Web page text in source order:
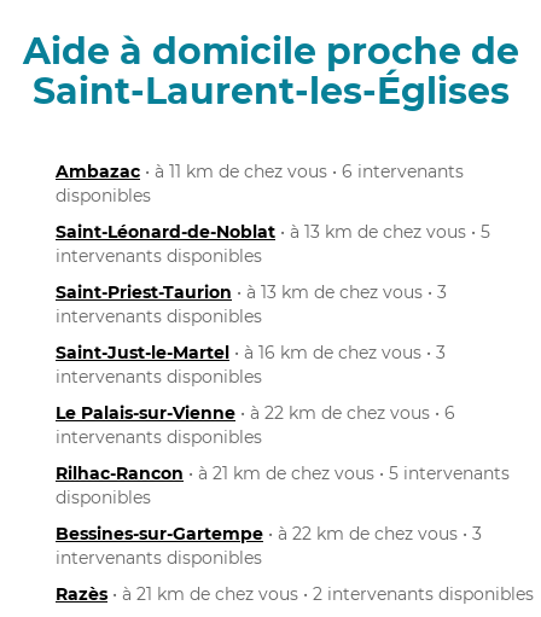
Aide à domicile proche de
Saint-Laurent-les-Églises
Ambazac • à 11 km de chez vous • 6 intervenants
disponibles
Saint-Léonard-de-Noblat • à 13 km de chez vous • 5
intervenants disponibles
Saint-Priest-Taurion • à 13 km de chez vous • 3
intervenants disponibles
Saint-Just-le-Martel • à 16 km de chez vous • 3
intervenants disponibles
Le Palais-sur-Vienne • à 22 km de chez vous • 6
intervenants disponibles
Rilhac-Rancon • à 21 km de chez vous • 5 intervenants
disponibles
Bessines-sur-Gartempe • à 22 km de chez vous • 3
intervenants disponibles
Razès • à 21 km de chez vous • 2 intervenants disponibles